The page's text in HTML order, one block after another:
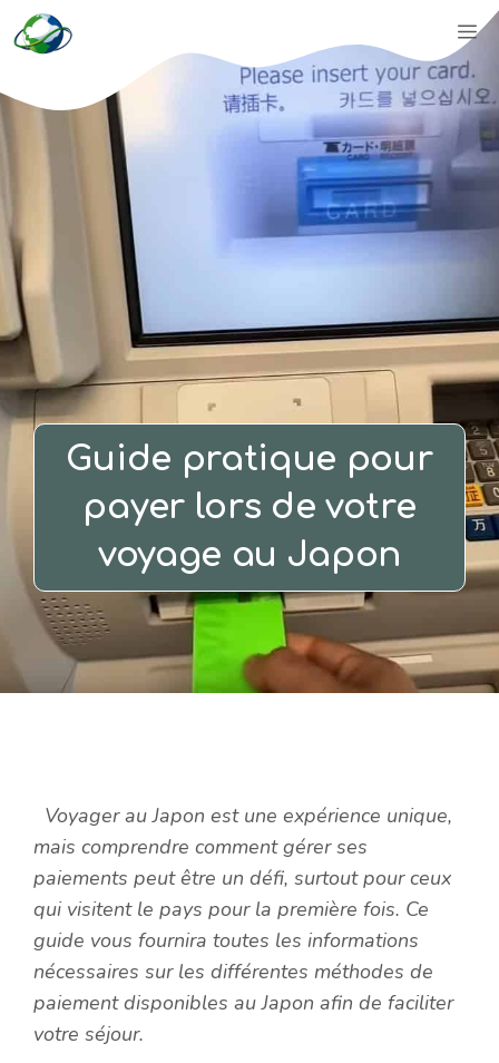
Aller
au
Guide pratique pour
payer lors de votre
voyage au Japon
Voyager au Japon est une expérience unique,
mais comprendre comment gérer ses
paiements peut être un défi, surtout pour ceux
qui visitent le pays pour la première fois. Ce
guide vous fournira toutes les informations
nécessaires sur les différentes méthodes de
paiement disponibles au Japon afin de faciliter
votre séjour.